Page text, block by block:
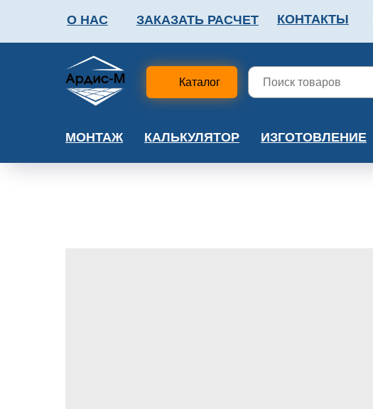
О НАС ЗАКАЗАТЬ РАСЧЕТ КОНТАКТЫ
ФАЛЬШПОЛ
Каталог
МОНТАЖ КАЛЬКУЛЯТОР ИЗГОТОВЛЕНИЕ